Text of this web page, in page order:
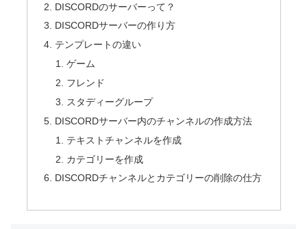
DISCORDのサーバーって？
DISCORDサーバーの作り方
テンプレートの違い
ゲーム
フレンド
スタディーグループ
DISCORDサーバー内のチャンネルの作成方法
テキストチャンネルを作成
カテゴリーを作成
DISCORDチャンネルとカテゴリーの削除の仕方